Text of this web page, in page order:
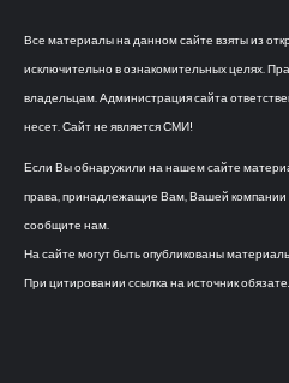
Все материалы на данном сайте взяты из
исключительно в ознакомительных целях.
владельцам. Администрация сайта
несет. Сайт не является СМИ!
Если Вы обнаружили на нашем сайте
права, принадлежащие Вам, Вашей компании
сообщите нам.
На сайте могут быть опубликованы
При цитировании ссылка на источник